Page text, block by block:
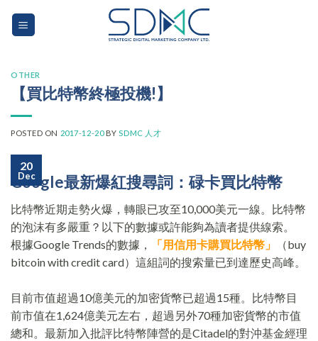
OTHER
【買比特幣終極投機!】
POSTED ON 2017-12-20BY SDMC 人才
20
Dec
Google最新爆紅搜尋詞：碌卡買比特幣
比特幣近期走勢火爆，轉眼已攻至10,000美元一線。比特幣
的泡沫有多嚴重？以下的數據或許能夠為讀者提供線索。
根據Google Trends的數據，
「用信用卡購買比特幣」
（buy
bitcoin with credit card）這組詞的搜索量已到達歷史高峰。
目前市值超過10億美元的加密貨幣已超過15種。比特幣目
前市值在1,624億美元左右，超過另外70種加密貨幣的市值
總和。最新加入批評比特幣陣營的是Citadel的對沖基金經理